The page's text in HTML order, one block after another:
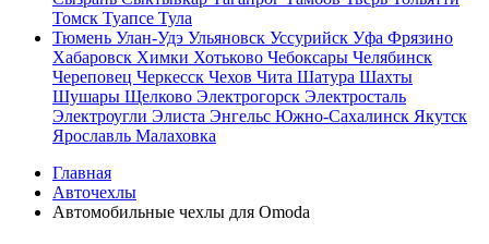
Томск Туапсе Тула
Тюмень Улан-Удэ Ульяновск Уссурийск Уфа Фрязино
Хабаровск Химки Хотьково Чебоксары Челябинск
Череповец Черкесск Чехов Чита Шатура Шахты
Шушары Щелково Электрогорск Электросталь
Электроугли Элиста Энгельс Южно-Сахалинск Якутск
Ярославль Малаховка
Главная
Авточехлы
Автомобильные чехлы для Omoda